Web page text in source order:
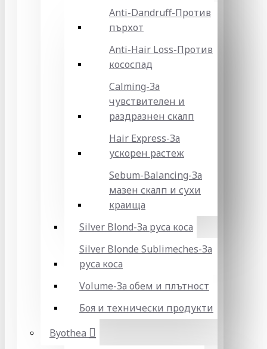
Anti-Dandruff-Против
пърхот
Anti-Hair Loss-Против
кососпад
Calming-За
чувствителен и
раздразнен скалп
Hair Express-За
ускорен растеж
Sebum-Balancing-За
мазен скалп и сухи
краища
Silver Blond-За руса коса
Silver Blonde Sublіmeches-За
руса коса
Volume-За обем и плътност
Боя и технически продукти
Byothea